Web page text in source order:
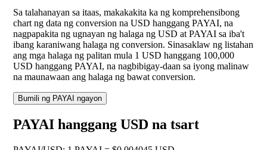
Sa talahanayan sa itaas, makakakita ka ng komprehensibong
chart ng data ng conversion na USD hanggang PAYAI, na
nagpapakita ng ugnayan ng halaga ng USD at PAYAI sa iba't
ibang karaniwang halaga ng conversion. Sinasaklaw ng listahan
ang mga halaga ng palitan mula 1 USD hanggang 100,000
USD hanggang PAYAI, na nagbibigay-daan sa iyong malinaw
na maunawaan ang halaga ng bawat conversion.
Bumili ng PAYAI ngayon
PAYAI hanggang USD na tsart